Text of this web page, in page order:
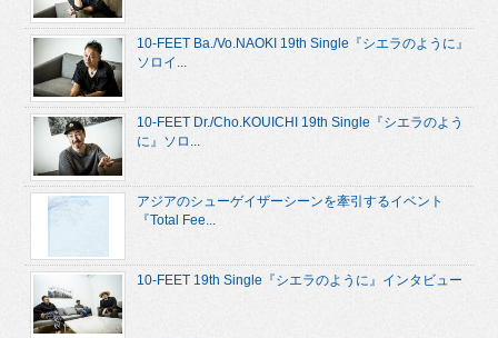
10-FEET Ba./Vo.NAOKI 19th Single『シエラのように』
ソロイ...
10-FEET Dr./Cho.KOUICHI 19th Single『シエラのよう
に』ソロ...
アジアのシューゲイザーシーンを牽引するイベント
『Total Fee...
10-FEET 19th Single『シエラのように』インタビュー